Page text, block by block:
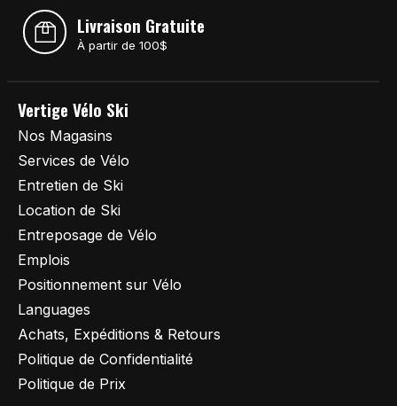
Livraison Gratuite
À partir de 100$
Vertige Vélo Ski
Nos Magasins
Services de Vélo
Entretien de Ski
Location de Ski
Entreposage de Vélo
Emplois
Positionnement sur Vélo
Languages
Achats, Expéditions & Retours
Politique de Confidentialité
Politique de Prix